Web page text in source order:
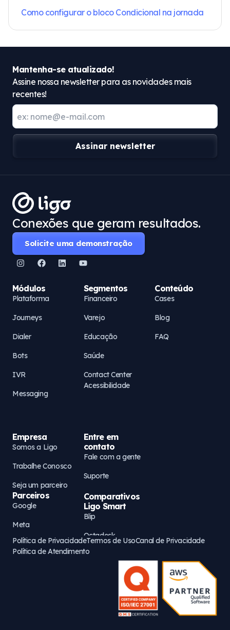
Como configurar o bloco Condicional na jornada
Mantenha-se atualizado!
Assine nossa newsletter para as novidades mais
recentes!
Assinar newsletter
Conexões que geram resultados.
Solicite uma demonstração
Módulos
Plataforma
Journeys
Dialer
Bots
IVR
Messaging
Segmentos
Financeiro
Varejo
Educação
Saúde
Contact Center
Acessibilidade
Conteúdo
Cases
Blog
FAQ
Empresa
Somos a Ligo
Trabalhe Conosco
Seja um parceiro
Parceiros
Google
Meta
AWS
Entre em
contato
Fale com a gente
Suporte
Comparativos
Ligo Smart
Blip
Octadesk
Zenvia
Política de PrivacidadeTermos de UsoCanal de Privacidade
Política de Atendimento